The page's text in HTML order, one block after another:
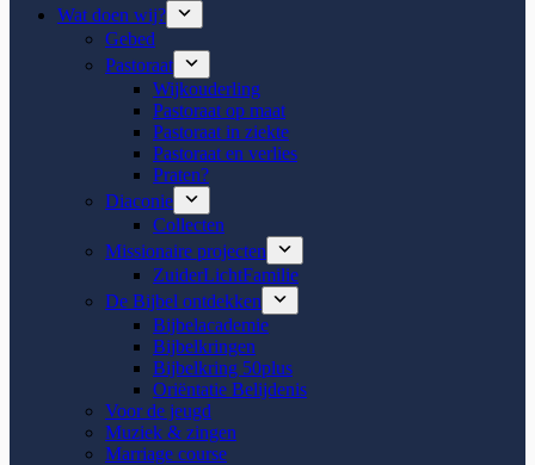
Wat doen wij?
Gebed
Pastoraat
Wijkouderling
Pastoraat op maat
Pastoraat in ziekte
Pastoraat en verlies
Praten?
Diaconie
Collecten
Missionaire projecten
ZuiderLichtFamilie
De Bijbel ontdekken
Bijbelacademie
Bijbelkringen
Bijbelkring 50plus
Oriëntatie Belijdenis
Voor de jeugd
Muziek & zingen
Marriage course